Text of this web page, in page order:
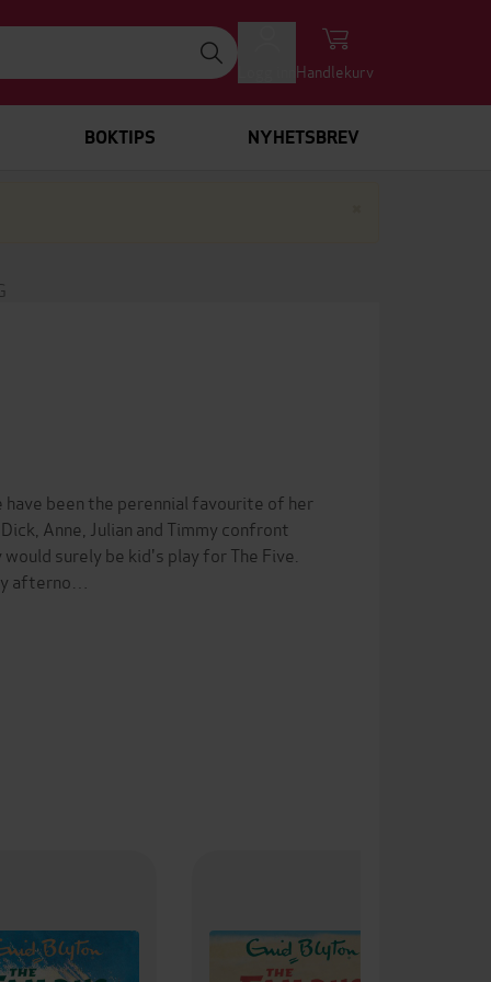
Handlekurv
BOKTIPS NYHETSBREV
have been the perennial favourite of her
Anne, Julian and Timmy confront
surely be kid's play for The Five.
afterno…